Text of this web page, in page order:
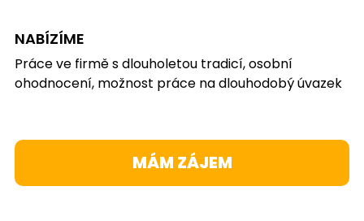
NABÍZÍME
Práce ve firmě s dlouholetou tradicí, osobní
ohodnocení, možnost práce na dlouhodobý úvazek
MÁM ZÁJEM